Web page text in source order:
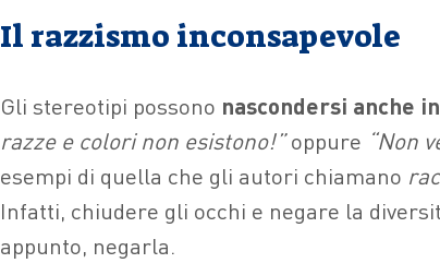
Il razzismo inconsapevole
Gli stereotipi possono nascondersi anche
razze e colori non esistono!”oppure “Non
esempi di quella che gli autori chiamano
Infatti, chiudere gli occhi e negare la
appunto, negarla.